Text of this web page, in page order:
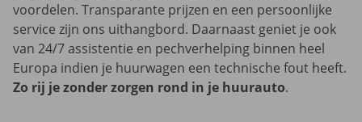
voordelen. Transparante prijzen en een persoonlijke
service zijn ons uithangbord. Daarnaast geniet je ook
van 24/7 assistentie en pechverhelping binnen heel
Europa indien je huurwagen een technische fout heeft.
Zo rij je zonder zorgen rond in je huurauto.